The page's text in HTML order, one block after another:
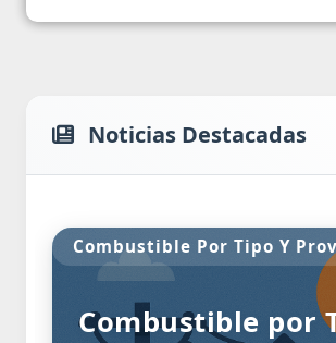
Noticias Destacadas
Combustible Por Tipo Y
Combustible por